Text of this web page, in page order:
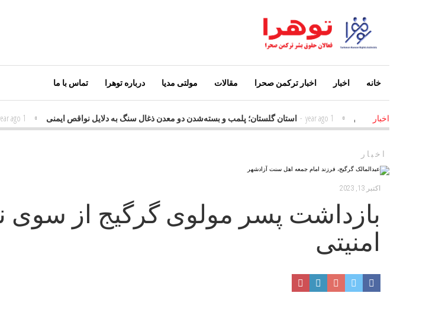
خانه اخبار اخبار ترکمن صحرا مقالات مولتی مدیا درباره توهرا تماس با ما
اخبار
افزایش معلولین 1 year ago
- استان گلستان؛ پلمب و بسته‌شدن دو معدن ذغال سنگ به دلایل نواقص ایمنی 1 year ago
اخبار
اکتبر 13, 2023
بازداشت پسر مولوی گرگیج از سوی
امنیتی